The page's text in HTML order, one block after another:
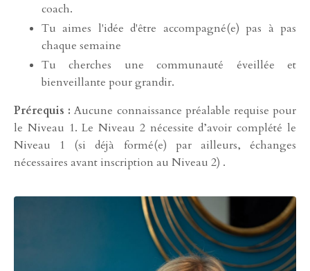
coach.
Tu aimes l'idée d'être accompagné(e) pas à pas
chaque semaine
Tu cherches une communauté éveillée et
bienveillante pour grandir.
Prérequis : Aucune connaissance préalable requise pour
le Niveau 1. Le Niveau 2 nécessite d’avoir complété le
Niveau 1 (si déjà formé(e) par ailleurs, échanges
nécessaires avant inscription au Niveau 2) .